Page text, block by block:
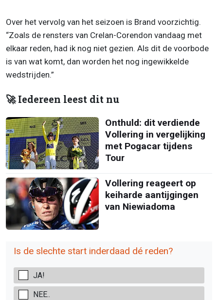
Over het vervolg van het seizoen is Brand voorzichtig.
“Zoals de rensters van Crelan-Corendon vandaag met
elkaar reden, had ik nog niet gezien. Als dit de voorbode
is van wat komt, dan worden het nog ingewikkelde
wedstrijden.”
🚀 Iedereen leest dit nu
Onthuld: dit verdiende
Vollering in vergelijking
met Pogacar tijdens
Tour
Vollering reageert op
keiharde aantijgingen
van Niewiadoma
Is de slechte start inderdaad dé reden?
JA!
NEE..